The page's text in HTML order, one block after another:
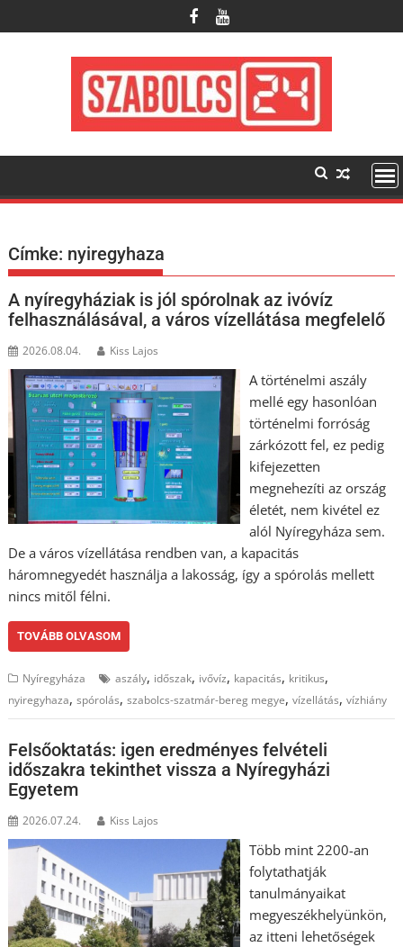
to
Címke: nyiregyhaza
A nyíregyháziak is jól spórolnak az ivóvíz
felhasználásával, a város vízellátása megfelelő
2026.08.04. Kiss Lajos
A történelmi aszály
mellé egy hasonlóan
történelmi forróság
zárkózott fel, ez pedig
kifejezetten
megnehezíti az ország
életét, nem kivétel ez
alól Nyíregyháza sem.
De a város vízellátása rendben van, a kapacitás
háromnegyedét használja a lakosság, így a spórolás mellett
nincs mitől félni.
TOVÁBB OLVASOM
Nyíregyháza aszály, időszak, ivővíz, kapacitás, kritikus,
nyiregyhaza,spórolás,szabolcs-szatmár-bereg megye,vízellátás,vízhiány
Felsőoktatás: igen eredményes felvételi
időszakra tekinthet vissza a Nyíregyházi
Egyetem
2026.07.24. Kiss Lajos
Több mint 2200-an
folytathatják
tanulmányaikat
megyeszékhelyünkön,
az itteni lehetőségek